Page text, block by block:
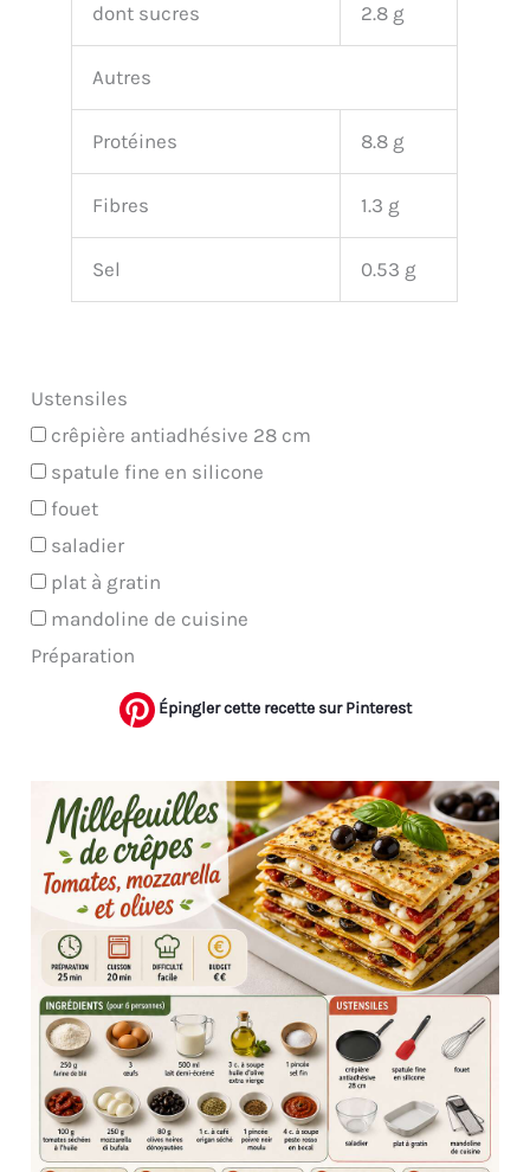
dont sucres 2.8 g
Autres
Protéines 8.8 g
Fibres 1.3 g
Sel 0.53 g
Ustensiles
crêpière antiadhésive 28 cm
spatule fine en silicone
fouet
saladier
plat à gratin
mandoline de cuisine
Préparation
Épingler cette recette sur Pinterest